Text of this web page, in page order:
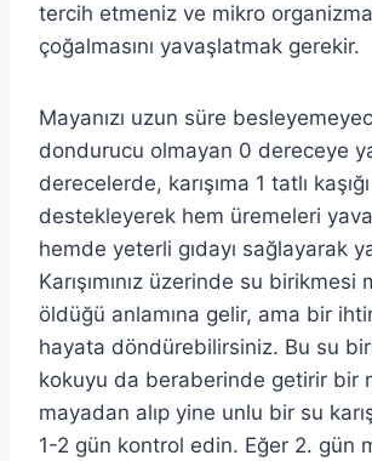
tercih etmeniz ve mikro
çoğalmasını yavaşlatmak gerekir.
Mayanızı uzun süre
dondurucu olmayan 0 dereceye
derecelerde, karışıma 1 tatlı
destekleyerek hem üremeleri
hemde yeterli gıdayı sağlayarak
Karışımınız üzerinde su birikmesi
öldüğü anlamına gelir, ama bir
hayata döndürebilirsiniz. Bu su
kokuyu da beraberinde getirir bir
mayadan alıp yine unlu bir su
1-2 gün kontrol edin. Eğer 2. gün